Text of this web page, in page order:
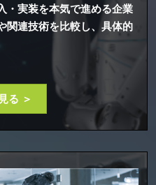
・実装を本気で進める企業
関連技術を比較し、具体的
る ＞